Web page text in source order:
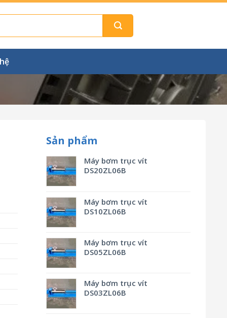
Sản phẩm
Máy bơm trục vít
DS20ZL06B
Máy bơm trục vít
DS10ZL06B
Máy bơm trục vít
DS05ZL06B
Máy bơm trục vít
DS03ZL06B